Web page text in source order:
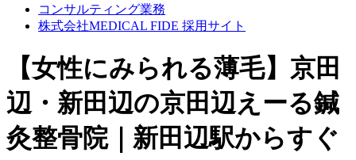
コンサルティング業務
株式会社MEDICAL FIDE 採用サイト
【女性にみられる薄毛】京田
辺・新田辺の京田辺えーる鍼
灸整骨院｜新田辺駅からすぐ